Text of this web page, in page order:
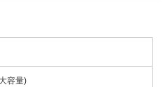
容量)